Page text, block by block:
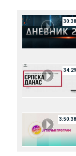
30:38
34:29
3:50:38